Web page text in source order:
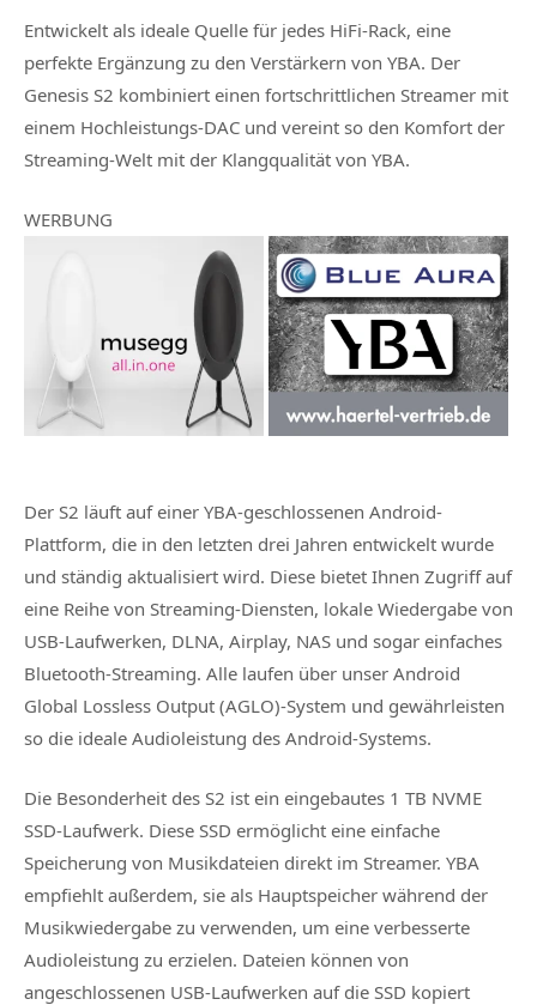
Entwickelt als ideale Quelle für jedes HiFi-Rack, eine
perfekte Ergänzung zu den Verstärkern von YBA. Der
Genesis S2 kombiniert einen fortschrittlichen Streamer mit
einem Hochleistungs-DAC und vereint so den Komfort der
Streaming-Welt mit der Klangqualität von YBA.
WERBUNG
Der S2 läuft auf einer YBA-geschlossenen Android-
Plattform, die in den letzten drei Jahren entwickelt wurde
und ständig aktualisiert wird. Diese bietet Ihnen Zugriff auf
eine Reihe von Streaming-Diensten, lokale Wiedergabe von
USB-Laufwerken, DLNA, Airplay, NAS und sogar einfaches
Bluetooth-Streaming. Alle laufen über unser Android
Global Lossless Output (AGLO)-System und gewährleisten
so die ideale Audioleistung des Android-Systems.
Die Besonderheit des S2 ist ein eingebautes 1 TB NVME
SSD-Laufwerk. Diese SSD ermöglicht eine einfache
Speicherung von Musikdateien direkt im Streamer. YBA
empfiehlt außerdem, sie als Hauptspeicher während der
Musikwiedergabe zu verwenden, um eine verbesserte
Audioleistung zu erzielen. Dateien können von
angeschlossenen USB-Laufwerken auf die SSD kopiert